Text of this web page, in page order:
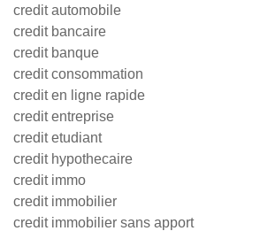
credit automobile
credit bancaire
credit banque
credit consommation
credit en ligne rapide
credit entreprise
credit etudiant
credit hypothecaire
credit immo
credit immobilier
credit immobilier sans apport